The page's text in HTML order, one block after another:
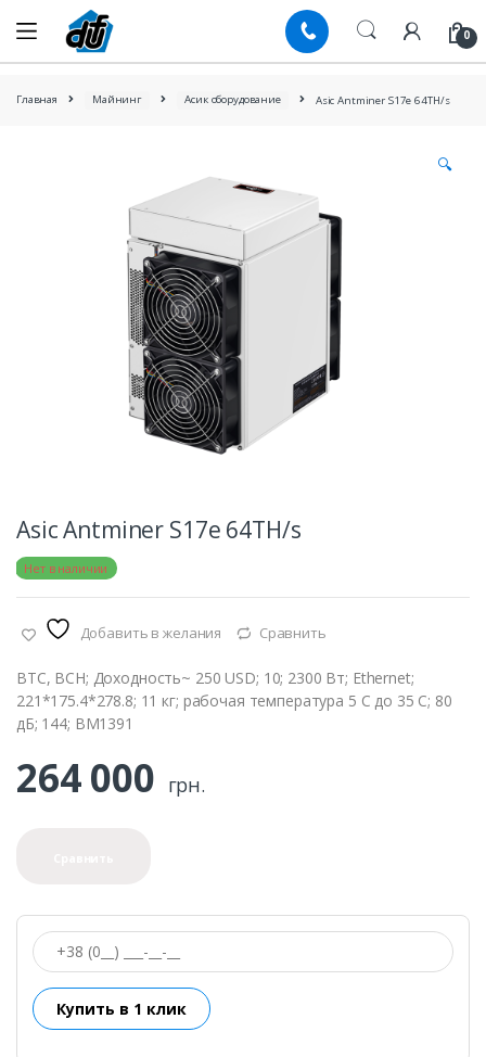
navigation
content
0
Главная Майнинг Асик оборудование Asic Antminer S17e 64TH/s
🔍
Asic Antminer S17e 64TH/s
Нет в наличии
Добавить в желания Сравнить
BTC, BCH; Доходность~ 250 USD; 10; 2300 Вт; Ethernet;
221*175.4*278.8; 11 кг; рабочая температура 5 С до 35 С; 80
дБ; 144; BM1391
264 000 грн.